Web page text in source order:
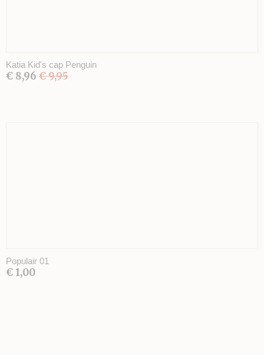
Katia Kid's cap Penguin
€ 8,96 € 9,95
Populair 01
€ 1,00